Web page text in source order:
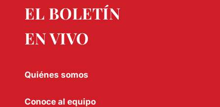
EL BOLETÍN
EN VIVO
Quiénes somos
Conoce al equipo